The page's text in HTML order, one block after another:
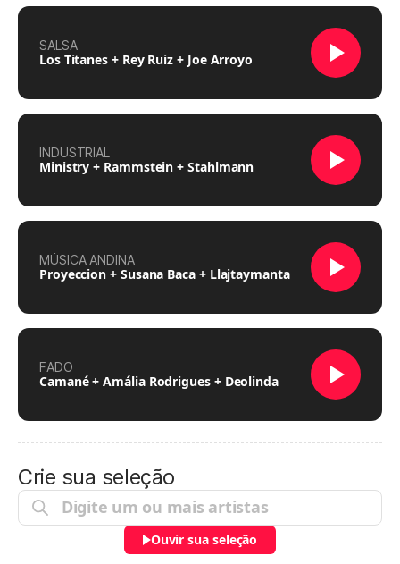
SALSA
Los Titanes + Rey Ruiz + Joe Arroyo
INDUSTRIAL
Ministry + Rammstein + Stahlmann
MÚSICA ANDINA
Proyeccion + Susana Baca + Llajtaymanta
FADO
Camané + Amália Rodrigues + Deolinda
Crie sua seleção
Ouvir sua seleção